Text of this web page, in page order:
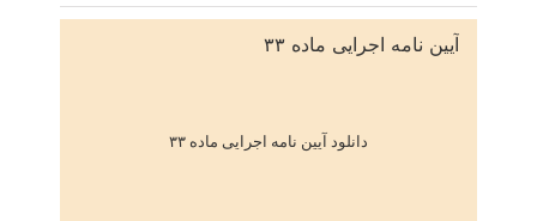
آیین نامه اجرایی ماده ۳۳
دانلود آیین نامه اجرایی ماده ۳۳